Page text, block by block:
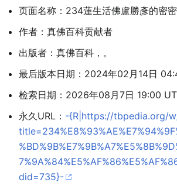
页面名称：234蓮生活佛盧勝彥的密
作者：真佛百科贡献者
出版者：真佛百科，。
最后版本日期：2024年02月14日
检索日期：2026年08月7日 19:00
永久URL： -{R|https://tbpedia.org/
did=735}-